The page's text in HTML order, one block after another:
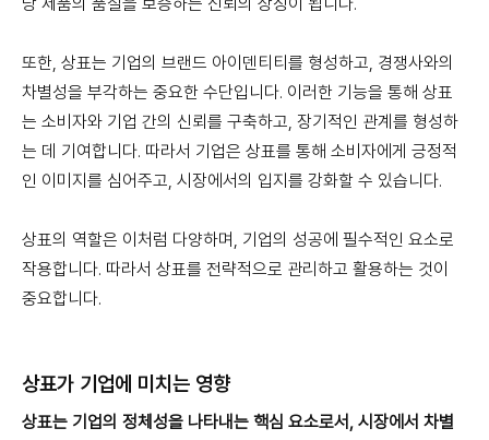
또한, 상표는 기업의 브랜드 아이덴티티를 형성하고, 경쟁사와의
차별성을 부각하는 중요한 수단입니다. 이러한 기능을 통해 상표
는 소비자와 기업 간의 신뢰를 구축하고, 장기적인 관계를 형성하
는 데 기여합니다. 따라서 기업은 상표를 통해 소비자에게 긍정적
인 이미지를 심어주고, 시장에서의 입지를 강화할 수 있습니다.
상표의 역할은 이처럼 다양하며, 기업의 성공에 필수적인 요소로
작용합니다. 따라서 상표를 전략적으로 관리하고 활용하는 것이
중요합니다.
상표가 기업에 미치는 영향
상표는 기업의 정체성을 나타내는 핵심 요소로서, 시장에서 차별